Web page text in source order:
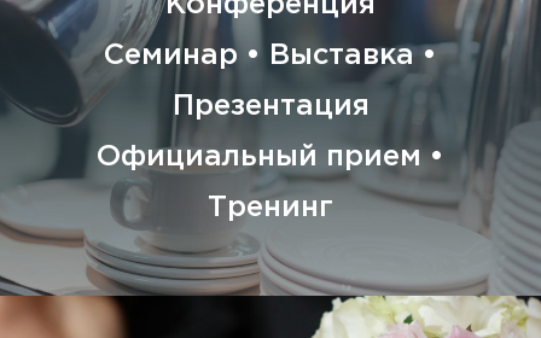
Семинар • Выставка •
Презентация
Официальный прием •
Тренинг